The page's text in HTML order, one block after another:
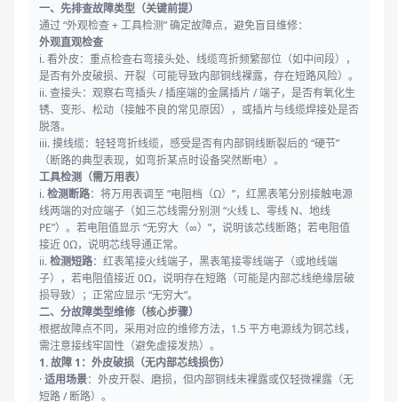
一、先排查故障类型（关键前提）
通过 “外观检查 + 工具检测” 确定故障点，避免盲目维修：
外观直观检查
i. 看外皮：重点检查右弯接头处、线缆弯折频繁部位（如中间段），
是否有外皮破损、开裂（可能导致内部铜线裸露，存在短路风险）。
ii. 查接头：观察右弯插头 / 插座端的金属插片 / 端子，是否有氧化生
锈、变形、松动（接触不良的常见原因），或插片与线缆焊接处是否
脱落。
iii. 摸线缆：轻轻弯折线缆，感受是否有内部铜线断裂后的 “硬节”
（断路的典型表现，如弯折某点时设备突然断电）。
工具检测（需万用表）
i.检测断路：将万用表调至 “电阻档（Ω）”，红黑表笔分别接触电源
线两端的对应端子（如三芯线需分别测 “火线 L、零线 N、地线
PE”）。若电阻值显示 “无穷大（∞）”，说明该芯线断路；若电阻值
接近 0Ω，说明芯线导通正常。
ii.检测短路：红表笔接火线端子，黑表笔接零线端子（或地线端
子），若电阻值接近 0Ω，说明存在短路（可能是内部芯线绝缘层破
损导致）；正常应显示 “无穷大”。
二、分故障类型维修（核心步骤）
根据故障点不同，采用对应的维修方法，1.5 平方电源线为铜芯线，
需注意接线牢固性（避免虚接发热）。
1. 故障 1：外皮破损（无内部芯线损伤）
·适用场景：外皮开裂、磨损，但内部铜线未裸露或仅轻微裸露（无
短路 / 断路）。